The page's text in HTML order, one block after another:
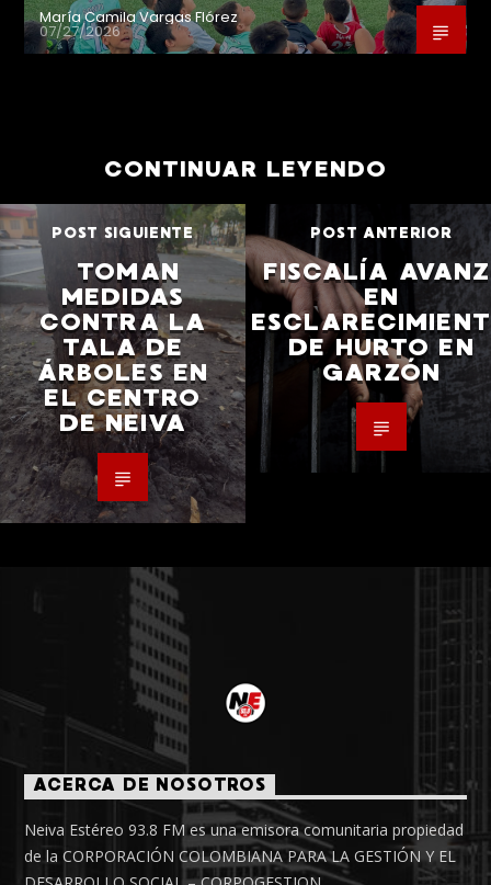
María Camila Vargas Flórez
07/27/2026
CONTINUAR LEYENDO
POST SIGUIENTE
TOMAN
MEDIDAS
CONTRA LA
TALA DE
ÁRBOLES EN
EL CENTRO
DE NEIVA
POST ANTERIOR
FISCALÍA
EN
DE HURTO EN
GARZÓN
ACERCA DE NOSOTROS
Neiva Estéreo 93.8 FM es una emisora comunitaria propiedad
de la CORPORACIÓN COLOMBIANA PARA LA GESTIÓN Y EL